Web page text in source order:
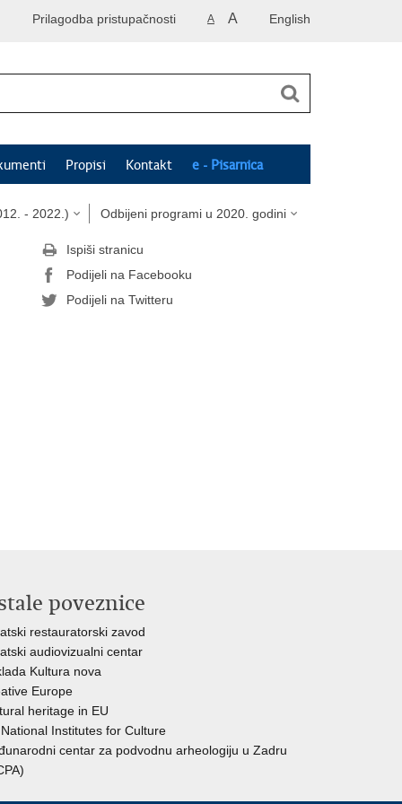
English
A A
Prilagodba pristupačnosti
Propisi Kontakt e - Pisarnica
- 2022.) Odbijeni programi u 2020. godini
Ispiši stranicu
Podijeli na Facebooku
Podijeli na Twitteru
poveznice
restauratorski zavod
audiovizualni centar
Kultura nova
Europe
heritage in EU
Institutes for Culture
centar za podvodnu arheologiju u Zadru